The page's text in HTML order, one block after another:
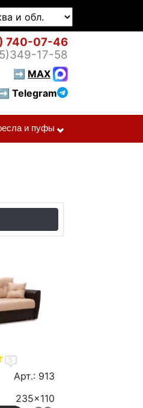
740-07-46
349-17-58
➡ MAX
➡ Telegram
и пуфы
5
Арт.: 913
235x110